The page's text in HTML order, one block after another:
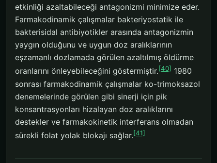
etkinliği azaltabileceği antagonizmi minimize eder.
Farmakodinamik çalışmalar bakteriyostatik ile
bakterisidal antibiyotikler arasında antagonizmin
yaygın olduğunu ve uygun doz aralıklarının
eşzamanlı dozlamada görülen azaltılmış öldürme
oranlarını önleyebileceğini göstermiştir.[40] 1980
sonrası farmakodinamik çalışmalar ko-trimoksazol
denemelerinde görülen gibi sinerji için pik
konsantrasyonları hizalayan doz aralıklarını
destekler ve farmakokinetik interferans olmadan
sürekli folat yolak blokajı sağlar.[41]